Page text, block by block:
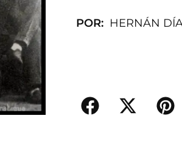
POR: HERNÁN